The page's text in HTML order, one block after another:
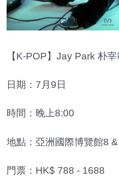
【K-POP】Jay Park 朴
日期：7月9日
時間：晚上8:00
地點：亞洲國際博覽館8
門票：HK$ 788 - 1688